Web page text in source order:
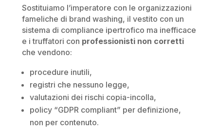
Sostituiamo l’imperatore con le organizzazioni
fameliche di brand washing, il vestito con un
sistema di compliance ipertrofico ma inefficace
e i truffatori con professionisti non corretti
che vendono:
procedure inutili,
registri che nessuno legge,
valutazioni dei rischi copia-incolla,
policy “GDPR compliant” per definizione,
non per contenuto.